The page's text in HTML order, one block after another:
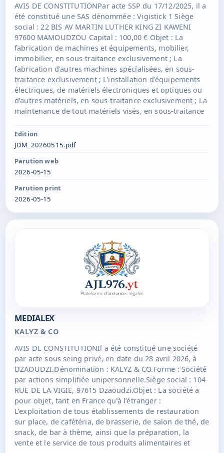
AVIS DE CONSTITUTIONPar acte SSP du 17/12/2025, il a
été constitué une SAS dénommée : Vigistick 1 Siège
social : 22 BIS AV MARTIN LUTHER KING ZI KAWENI
97600 MAMOUDZOU Capital : 100,00 € Objet : La
fabrication de machines et équipements, mobilier,
immobilier, en sous-traitance exclusivement ; La
fabrication d'autres machines spécialisées, en sous-
traitance exclusivement ; L'installation d'équipements
électriques, de matériels électroniques et optiques ou
d'autres matériels, en sous-traitance exclusivement ; La
maintenance de tout matériels visés, en sous-traitance
corrective, l'installation, le contrôle, le dépannage et la
mise en conformité de tous équipements techniques,
prévention et de protection incendie, en sous-traitance
exclusivement ; toutes prestations de services en
matière commerciale, administrative, financière ou
autres. Président : Vaesira Holding, SAS, sise AVENUE
Edition
JDM_20260515.pdf
Parution web
2026-05-15
Parution print
2026-05-15
MEDIALEX
KALYZ & CO
AVIS DE CONSTITUTIONIl a été constitué une société
par acte sous seing privé, en date du 28 avril 2026, à
DZAOUDZI.Dénomination : KALYZ & CO.Forme : Société
par actions simplifiée unipersonnelle.Siège social : 104
RUE DE LA VIGIE, 97615 Dzaoudzi.Objet : La société a
pour objet, tant en France qu’à l’étranger :
L’exploitation de tous établissements de restauration
sur place, de cafétéria, de brasserie, de salon de thé, de
snack, de bar à thème, ainsi que la préparation, la
vente et le service de tous produits alimentaires et